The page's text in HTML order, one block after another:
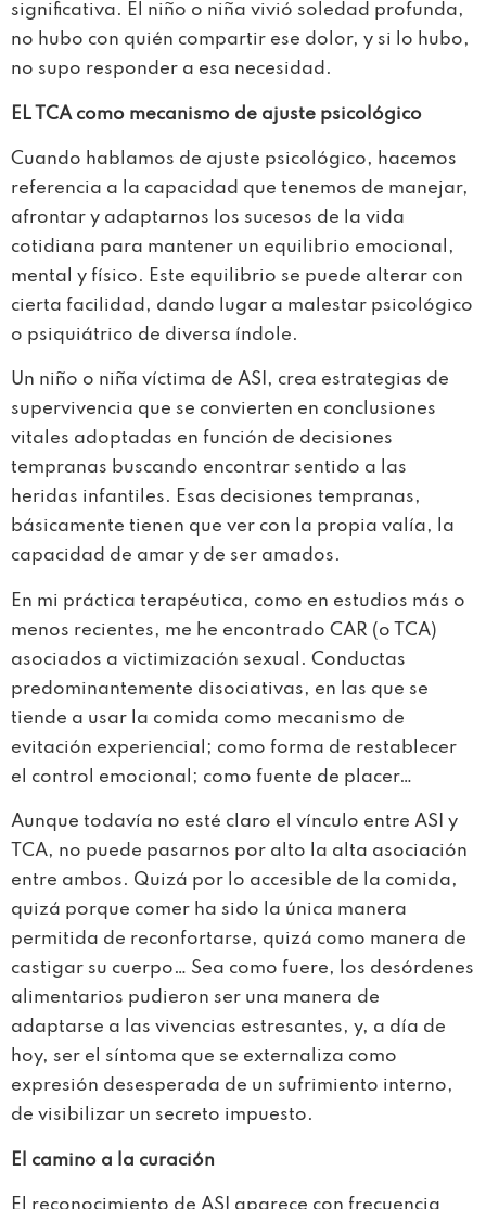
significativa. El niño o niña vivió soledad profunda,
no hubo con quién compartir ese dolor, y si lo hubo,
no supo responder a esa necesidad.
EL TCA como mecanismo de ajuste psicológico
Cuando hablamos de ajuste psicológico, hacemos
referencia a la capacidad que tenemos de manejar,
afrontar y adaptarnos los sucesos de la vida
cotidiana para mantener un equilibrio emocional,
mental y físico. Este equilibrio se puede alterar con
cierta facilidad, dando lugar a malestar psicológico
o psiquiátrico de diversa índole.
Un niño o niña víctima de ASI, crea estrategias de
supervivencia que se convierten en conclusiones
vitales adoptadas en función de decisiones
tempranas buscando encontrar sentido a las
heridas infantiles. Esas decisiones tempranas,
básicamente tienen que ver con la propia valía, la
capacidad de amar y de ser amados.
En mi práctica terapéutica, como en estudios más o
menos recientes, me he encontrado CAR (o TCA)
asociados a victimización sexual. Conductas
predominantemente disociativas, en las que se
tiende a usar la comida como mecanismo de
evitación experiencial; como forma de restablecer
el control emocional; como fuente de placer…
Aunque todavía no esté claro el vínculo entre ASI y
TCA, no puede pasarnos por alto la alta asociación
entre ambos. Quizá por lo accesible de la comida,
quizá porque comer ha sido la única manera
permitida de reconfortarse, quizá como manera de
castigar su cuerpo… Sea como fuere, los desórdenes
alimentarios pudieron ser una manera de
adaptarse a las vivencias estresantes, y, a día de
hoy, ser el síntoma que se externaliza como
expresión desesperada de un sufrimiento interno,
de visibilizar un secreto impuesto.
El camino a la curación
El reconocimiento de ASI aparece con frecuencia